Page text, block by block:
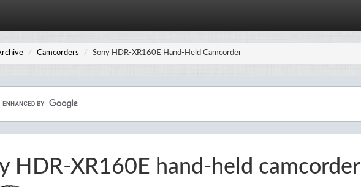
Camcorders Sony HDR-XR160E Hand-Held Camcorder
HDR-XR160E hand-held camcorder